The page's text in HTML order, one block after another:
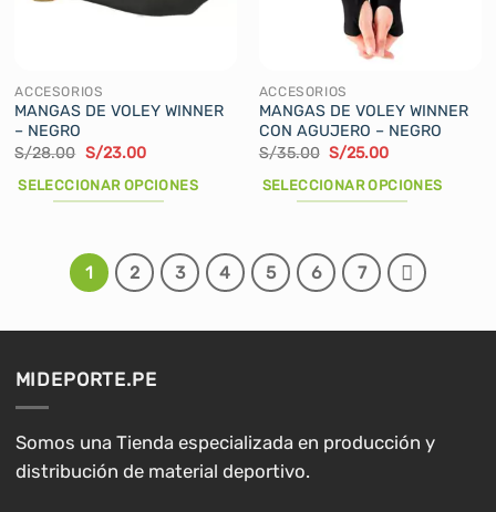
la
página
de
producto
ACCESORIOS
MANGAS DE VOLEY WINNER
– NEGRO
S/28.00 El
original
era:
S/23.00El
actual
es:
SELECCIONAR OPCIONES
múltiples
Las
se
pueden
elegir
la
ACCESORIOS
MANGAS DE VOLEY WINNER
CON AGUJERO – NEGRO
S/35.00 El
original
era:
S/25.00El
actual
es:
SELECCIONAR OPCIONES
tiene
múltiples
Las
elegir
la
1 2 3 4 5 6 7
MIDEPORTE.PE
Somos una Tienda especializada en producción y
distribución de material deportivo.